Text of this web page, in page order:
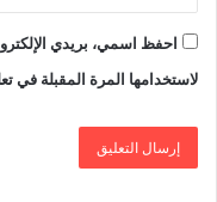
احفظ اسمي، بريدي
لاستخدامها المرة المقبلة في